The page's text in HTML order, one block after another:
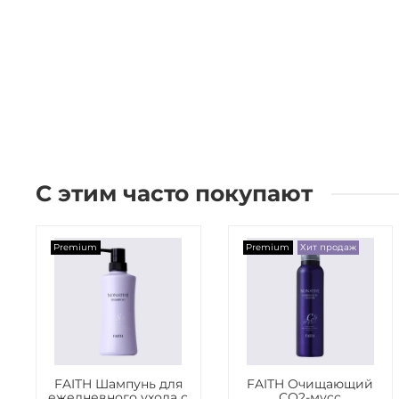
С этим часто покупают
Premium
FAITH Шампунь для
Premium Хит продаж
FAITH Очищающий